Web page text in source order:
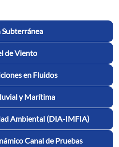
de Viento
en Fluidos
y Marítima
Ambiental (DIA-IMFIA)
Canal de Pruebas